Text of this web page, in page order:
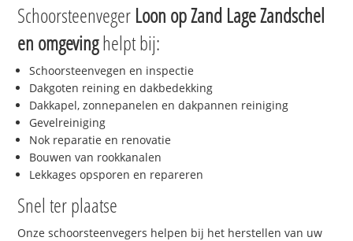
Schoorsteenveger Loon op Zand Lage Zandschel
en omgevinghelpt bij:
Schoorsteenvegen en inspectie
Dakgoten reining en dakbedekking
Dakkapel, zonnepanelen en dakpannen reiniging
Gevelreiniging
Nok reparatie en renovatie
Bouwen van rookkanalen
Lekkages opsporen en repareren
Snel ter plaatse
Onze schoorsteenvegers helpen bij het herstellen van uw